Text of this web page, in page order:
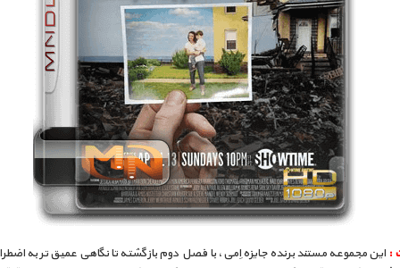
: این مجموعه مستند برنده جایزه اِمی، با فصل دوم بازگشته تا نگاهی عمیق تر به